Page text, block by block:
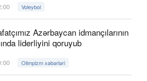
Voleybol
Azərbaycan idmançılarının
liderliyini qoruyub
Olimpizm xəbərləri